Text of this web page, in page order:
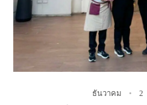
ธันวาคม 2